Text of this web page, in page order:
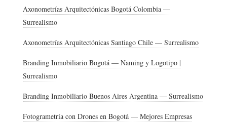
Axonometrías Arquitectónicas Bogotá Colombia —
Surrealismo
Axonometrías Arquitectónicas Santiago Chile — Surrealismo
Branding Inmobiliario Bogotá — Naming y Logotipo |
Surrealismo
Branding Inmobiliario Buenos Aires Argentina — Surrealismo
Fotogrametría con Drones en Bogotá — Mejores Empresas